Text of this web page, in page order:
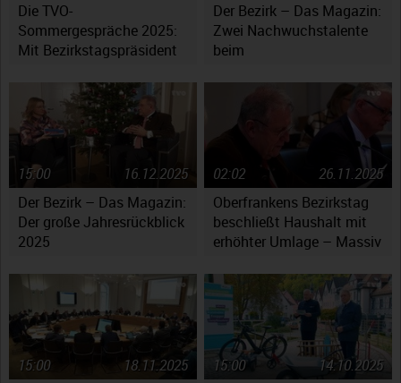
Die TVO-
Sommergespräche 2025:
Mit Bezirkstagspräsident
Der Bezirk – Das Magazin:
Zwei Nachwuchstalente
beim
Der Bezirk – Das Magazin:
Der große Jahresrückblick
2025
16.12.2025
15:00
Oberfrankens Bezirkstag
beschließt Haushalt mit
erhöhter Umlage – Massiv
Fragen auf
26.11.2025
02:02
18.11.2025
15:00
14.10.2025
15:00